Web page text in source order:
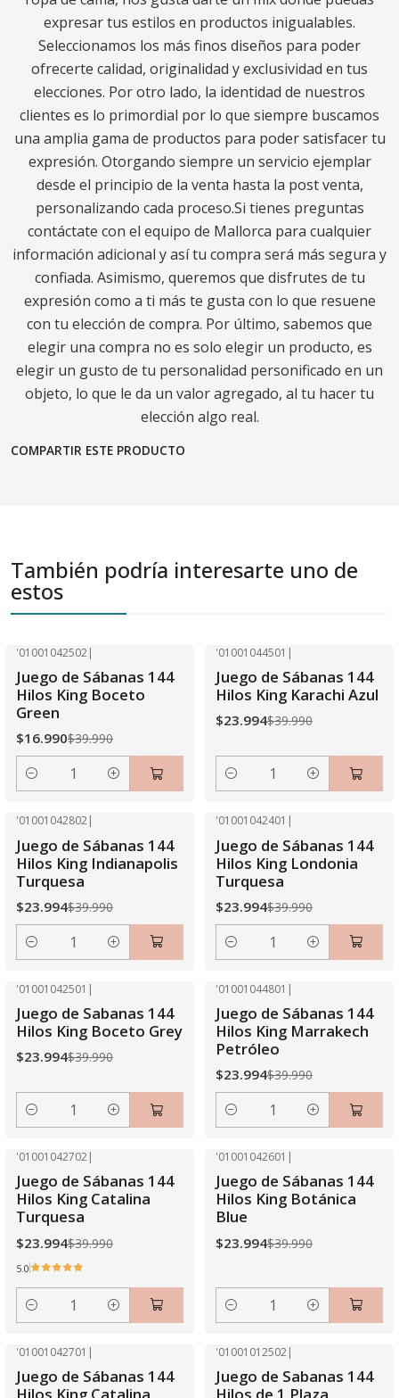
expresar tus estilos en productos inigualables.
Seleccionamos los más finos diseños para poder
ofrecerte calidad, originalidad y exclusividad en tus
elecciones. Por otro lado, la identidad de nuestros
clientes es lo primordial por lo que siempre buscamos
una amplia gama de productos para poder satisfacer tu
expresión. Otorgando siempre un servicio ejemplar
desde el principio de la venta hasta la post venta,
personalizando cada proceso.Si tienes preguntas
contáctate con el equipo de Mallorca para cualquier
información adicional y así tu compra será más segura y
confiada. Asimismo, queremos que disfrutes de tu
expresión como a ti más te gusta con lo que resuene
con tu elección de compra. Por último, sabemos que
elegir una compra no es solo elegir un producto, es
elegir un gusto de tu personalidad personificado en un
objeto, lo que le da un valor agregado, al tu hacer tu
elección algo real.
COMPARTIR ESTE PRODUCTO
También podría interesarte uno de
estos
'01001042502|
Juego de Sábanas 144
Hilos King Boceto
Green
$16.990$39.990
Cantidad
'01001044501 |
Juego de Sábanas 144
Hilos King Karachi Azul
$23.994$39.990
Cantidad
'01001042802|
Juego de Sábanas 144
Hilos King Indianapolis
Turquesa
$23.994$39.990
Cantidad
'01001042401 |
Juego de Sábanas 144
Hilos King Londonia
Turquesa
$23.994$39.990
Cantidad
'01001042501 |
Juego de Sabanas 144
Hilos King Boceto Grey
$23.994$39.990
Cantidad
'01001044801 |
Juego de Sábanas 144
Hilos King Marrakech
Petróleo
$23.994$39.990
Cantidad
'01001042702|
Juego de Sábanas 144
Hilos King Catalina
Turquesa
$23.994$39.990
5.0
Cantidad
'01001042601 |
Juego de Sábanas 144
Hilos King Botánica
Blue
$23.994$39.990
Cantidad
'01001042701 |
Juego de Sábanas 144
Hilos King Catalina
Agotado
'01001012502|
Juego de Sabanas 144
Hilos de 1 Plaza